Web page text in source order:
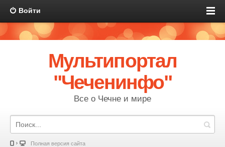
Войти
Мультипортал
"Чеченинфо"
Все о Чечне и мире
Полная версия сайта